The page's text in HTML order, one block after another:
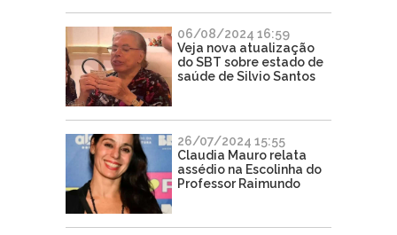
06/08/2024 16:59
Veja nova atualização
do SBT sobre estado de
saúde de Silvio Santos
26/07/2024 15:55
Claudia Mauro relata
assédio na Escolinha do
Professor Raimundo